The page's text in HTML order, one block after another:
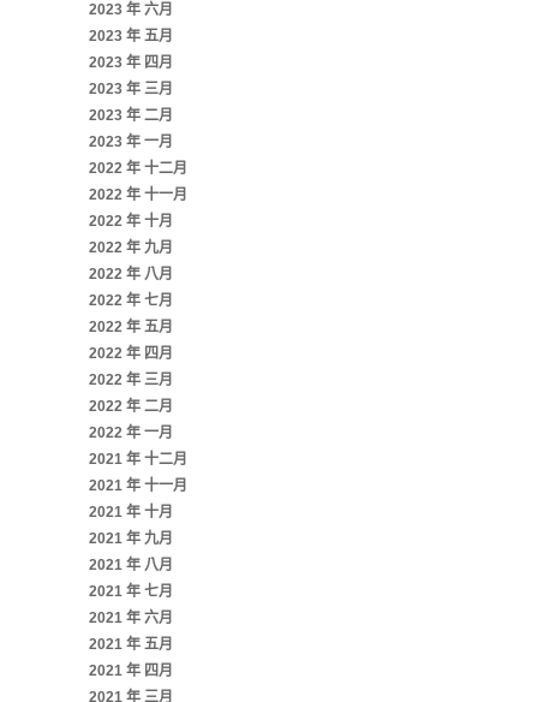
2023 年 六月
2023 年 五月
2023 年 四月
2023 年 三月
2023 年 二月
2023 年 一月
2022 年 十二月
2022 年 十一月
2022 年 十月
2022 年 九月
2022 年 八月
2022 年 七月
2022 年 五月
2022 年 四月
2022 年 三月
2022 年 二月
2022 年 一月
2021 年 十二月
2021 年 十一月
2021 年 十月
2021 年 九月
2021 年 八月
2021 年 七月
2021 年 六月
2021 年 五月
2021 年 四月
2021 年 三月